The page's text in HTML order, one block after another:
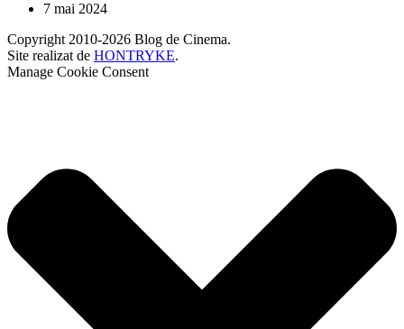
7 mai 2024
Copyright 2010-2026 Blog de Cinema.
Site realizat de HONTRYKE.
Manage Cookie Consent